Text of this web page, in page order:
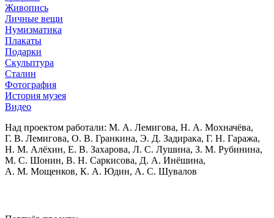
Живопись
Личные вещи
Нумизматика
Плакаты
Подарки
Скульптура
Сталин
Фотография
История музея
Видео
Над проектом работали: М. А. Лемигова, Н. А. Мохначёва,
Г. В. Лемигова, О. В. Гранкина, Э. Д. Задирака, Г. Н. Гаража,
Н. М. Алёхин, Е. В. Захарова, Л. С. Лушина, З. М. Рубинина,
М. С. Шонин, В. Н. Саркисова, Д. А. Инёшина,
А. М. Мощенков, К. А. Юдин, А. С. Шувалов